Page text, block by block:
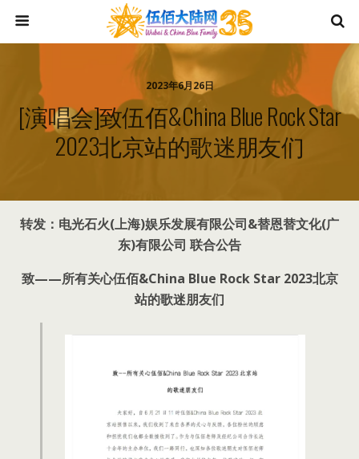
2023年6月26日
[演唱会]致伍佰&China Blue Rock Star
2023北京站的歌迷朋友们
转发：电光石火(上海)娱乐发展有限公司&替恩替文化(广
东)有限公司 联合公告
致——所有关心伍佰&China Blue Rock Star 2023北京
站的歌迷朋友们